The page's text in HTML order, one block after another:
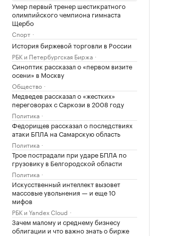
Умер первый тренер шестикратного
олимпийского чемпиона гимнаста
Щербо
Спорт
История биржевой торговли в России
РБК и Петербургская Биржа
Синоптик рассказал о «первом визите
осени» в Москву
Общество
Медведев рассказал о «жестких»
переговорах с Саркози в 2008 году
Политика
Федорищев рассказал о последствиях
атаки БПЛА на Самарскую область
Политика
Трое пострадали при ударе БПЛА по
грузовику в Белгородской области
Политика
Искусственный интеллект вызовет
массовые увольнения — и еще 10
мифов
РБК и Yandex Cloud
Зачем малому и среднему бизнесу
облигации и что важно знать о бирже